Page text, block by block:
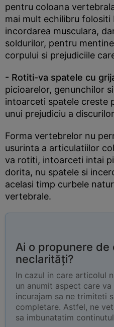
pentru coloana
mai mult echilibru
incordarea musculara,
soldurilor, pentru
corpului si prejudiciile
- Rotiti-va spatele cu
picioarelor, genunchilor
intoarceti spatele creste
unui prejudiciu a
Forma vertebrelor nu
usurinta a articulatiilor
va rotiti, intoarceti intai
dorita, nu spatele si
acelasi timp curbele
vertebrale.
Ai o propunere
neclarități?
In cazul in care articolul
un anumit aspect care va
incurajam sa ne trimiteti
completare. Astfel, ne
sa imbunatatim